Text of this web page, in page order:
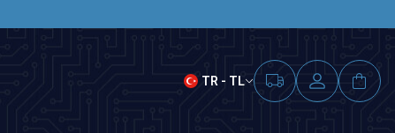
TR - TL